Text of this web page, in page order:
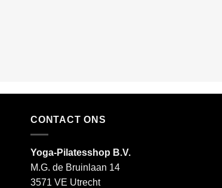
CONTACT ONS
Yoga-Pilatesshop B.V.
M.G. de Bruinlaan 14
3571 VE Utrecht